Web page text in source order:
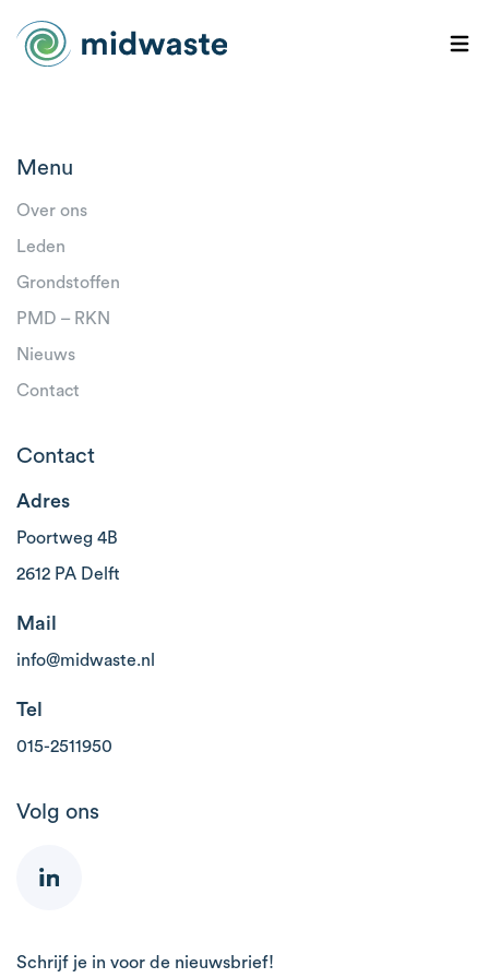
Menu
Over ons
Leden
Grondstoffen
PMD – RKN
Nieuws
Contact
Contact
Adres
Poortweg 4B
2612 PA Delft
Mail
info@midwaste.nl
Tel
015-2511950
Volg ons
Schrijf je in voor de nieuwsbrief!